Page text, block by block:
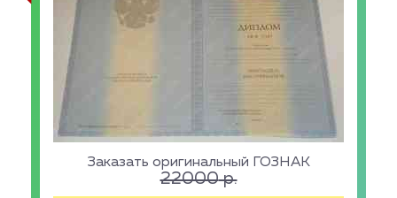
Заказать оригинальный ГОЗНАК
22000р.